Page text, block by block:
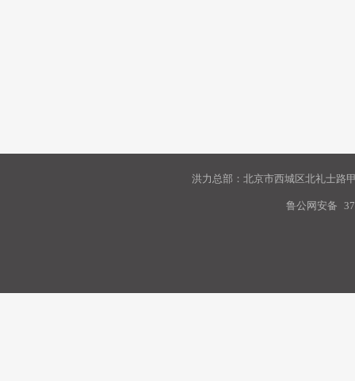
洪力总部：北京市西城区北礼士路
鲁公网安备